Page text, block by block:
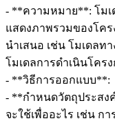
- **ความหมาย**: โม
แสดงภาพรวมของโค
นำเสนอ เช่น โมเดลท
โมเดลการดำเนินโครง
- **วิธีการออกแบบ**:
- **กำหนดวัตถุประสง
จะใช้เพื่ออะไร เช่น ก